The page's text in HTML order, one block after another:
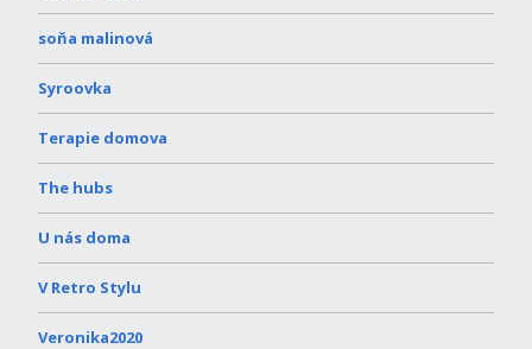
soňa malinová
Syroovka
Terapie domova
The hubs
U nás doma
V Retro Stylu
Veronika2020